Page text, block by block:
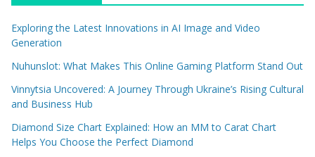
Exploring the Latest Innovations in AI Image and Video
Generation
Nuhunslot: What Makes This Online Gaming Platform Stand Out
Vinnytsia Uncovered: A Journey Through Ukraine’s Rising Cultural
and Business Hub
Diamond Size Chart Explained: How an MM to Carat Chart
Helps You Choose the Perfect Diamond